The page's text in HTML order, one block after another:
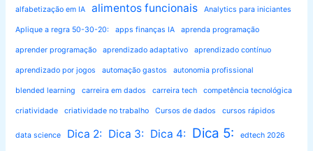
alfabetização em IA alimentos funcionais Analytics para iniciantes
Aplique a regra 50-30-20: apps finanças IA aprenda programação
aprender programação aprendizado adaptativo aprendizado contínuo
aprendizado por jogos automação gastos autonomia profissional
blended learning carreira em dados carreira tech competência tecnológica
criatividade criatividade no trabalho Cursos de dados cursos rápidos
data science Dica 2: Dica 3: Dica 4: Dica 5: edtech 2026